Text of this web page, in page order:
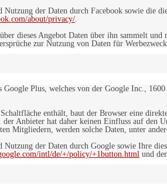
der Daten durch Facebook sowie die
about/privacy/.
dieses Angebot Daten über ihn sammelt
zur Nutzung von Daten für
Google Plus, welches von der Google Inc.,
enthält, baut der Browser eine
Anbieter hat daher keinen Einfluss auf
Mitgliedern, werden solche Daten, unter
der Daten durch Google sowie Ihre
intl/de/+/policy/+1button.html und